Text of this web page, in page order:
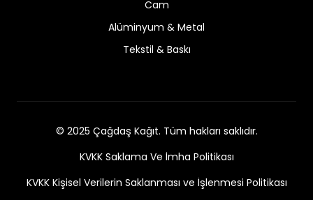
Cam
Alüminyum & Metal
Tekstil & Baskı
© 2025 Çağdaş Kağıt. Tüm hakları saklıdır.
KVKK Saklama Ve İmha Politikası
KVKK Kişisel Verilerin Saklanması ve İşlenmesi Politikası